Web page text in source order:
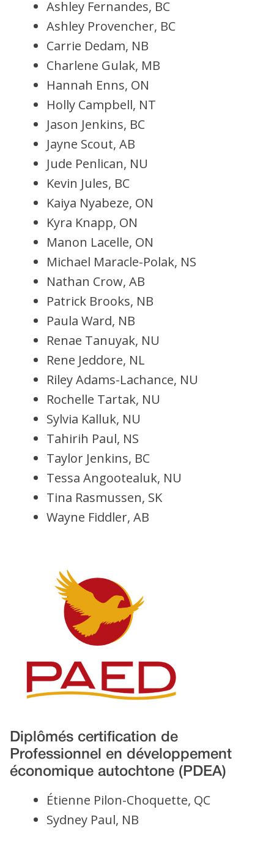
Ashley Fernandes, BC
Ashley Provencher, BC
Carrie Dedam, NB
Charlene Gulak, MB
Hannah Enns, ON
Holly Campbell, NT
Jason Jenkins, BC
Jayne Scout, AB
Jude Penlican, NU
Kevin Jules, BC
Kaiya Nyabeze, ON
Kyra Knapp, ON
Manon Lacelle, ON
Michael Maracle-Polak, NS
Nathan Crow, AB
Patrick Brooks, NB
Paula Ward, NB
Renae Tanuyak, NU
Rene Jeddore, NL
Riley Adams-Lachance, NU
Rochelle Tartak, NU
Sylvia Kalluk, NU
Tahirih Paul, NS
Taylor Jenkins, BC
Tessa Angootealuk, NU
Tina Rasmussen, SK
Wayne Fiddler, AB
Diplômés certification de
Professionnel en développement
économique autochtone (PDEA)
Étienne Pilon-Choquette, QC
Sydney Paul, NB